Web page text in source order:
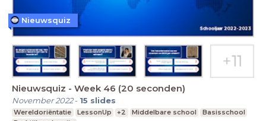
Nieuwsquiz - Week 46 (20 seconden)
November 2022- 15 slides
Wereldoriëntatie LessonUp +2 Middelbare school
Basisschool
Nieuwsquiz